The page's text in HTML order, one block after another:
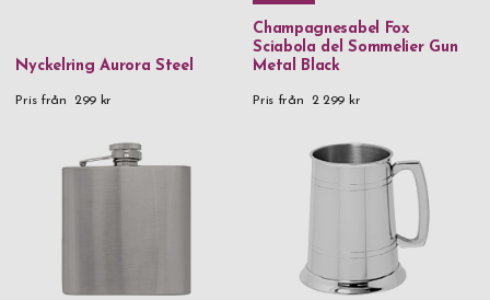
Nyckelring Aurora Steel
Pris från 299 kr
Champagnesabel Fox
Sciabola del Sommelier Gun
Metal Black
Pris från 2 299 kr